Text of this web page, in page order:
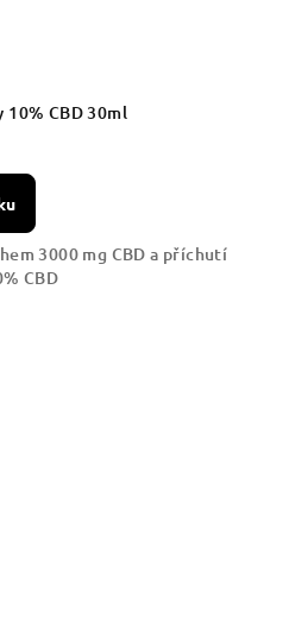
CBD 30ml
3000 mg CBD a příchutí
CBD